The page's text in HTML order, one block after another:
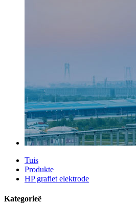
Tuis
Produkte
HP grafiet elektrode
Kategorieë